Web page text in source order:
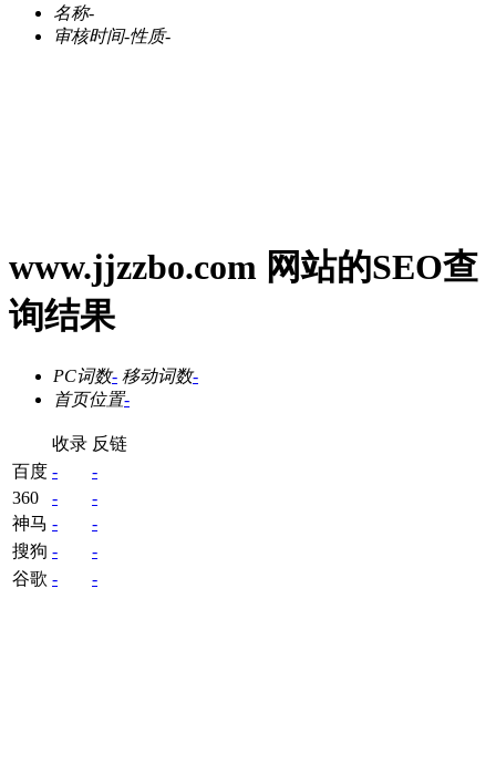
名称-
审核时间-性质-
www.jjzzbo.com 网站的SEO查
询结果
PC词数- 移动词数-
首页位置-
收录 反链
百度 -
-
360
-
-
神马 -
-
搜狗 -
-
谷歌 - -